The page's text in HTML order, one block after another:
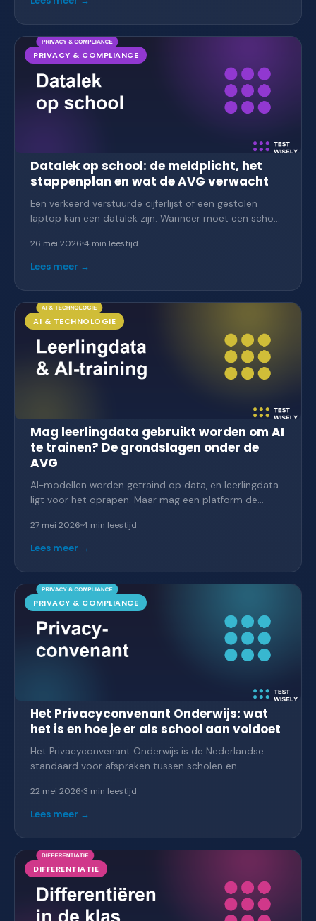
PRIVACY & COMPLIANCE
Datalek op school: de meldplicht, het
stappenplan en wat de AVG verwacht
Een verkeerd verstuurde cijferlijst of een gestolen
laptop kan een datalek zijn. Wanneer moet een school
ook bij de betrokkenen, en welke stappen neem je
direct?
26 mei 2026 4 min leestijd
Lees meer →
AI & TECHNOLOGIE
Mag leerlingdata gebruikt worden om AI
te trainen? De grondslagen onder de
AVG
AI-modellen worden getraind op data, en leerlingdata
ligt voor het oprapen. Maar mag een platform de
gebruiken om zijn AI te verbeteren? Wat de AVG
hierover zegt.
27 mei 2026 4 min leestijd
Lees meer →
PRIVACY & COMPLIANCE
Het Privacyconvenant Onderwijs: wat
het is en hoe je er als school aan voldoet
Het Privacyconvenant Onderwijs is de Nederlandse
standaard voor afspraken tussen scholen en
het handig, en waar let je op bij de keuze van een
leverancier?
22 mei 2026 3 min leestijd
Lees meer →
DIFFERENTIATIE